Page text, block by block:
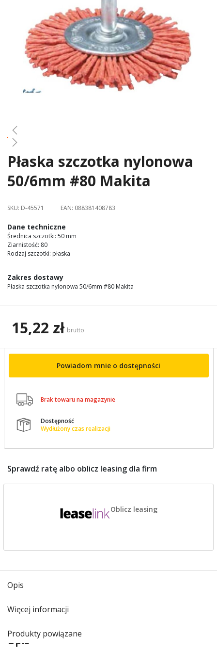
Skip
the
of
images
gallery
Płaska szczotka nylonowa
50/6mm #80 Makita
SKU: D-45571 EAN: 088381408783
Dane techniczne
Średnica szczotki: 50 mm
Ziarnistość: 80
Rodzaj szczotki: płaska
Zakres dostawy
Płaska szczotka nylonowa 50/6mm #80 Makita
15,22 zł brutto
Powiadom mnie o dostępności
 Brak towaru na magazynie

Dostępność
Wydłużony czas realizacji
Sprawdź ratę albo oblicz leasing dla firm
Oblicz leasing
Opis
Więcej informacji
Produkty powiązane
Opis